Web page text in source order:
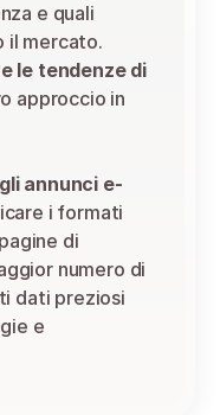
e quali
il mercato.
le tendenze di
approccio in
annunci e-
i formati
di
numero di
dati preziosi
e